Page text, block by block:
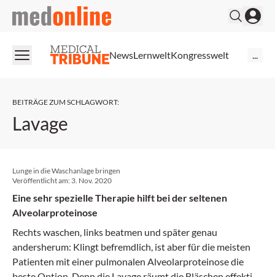
medonline
NewsLernweltKongresswelt
BEITRÄGE ZUM SCHLAGWORT:
Lavage
Lunge in die Waschanlage bringen
Veröffentlicht am: 3. Nov. 2020
Eine sehr spezielle Therapie hilft bei der seltenen
Alveolarproteinose
Rechts waschen, links beatmen und später genau
andersherum: Klingt befremdlich, ist aber für die meisten
Patienten mit einer pulmonalen Alveolarproteinose die